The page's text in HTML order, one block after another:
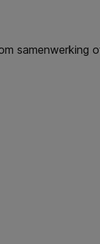
samenwerking